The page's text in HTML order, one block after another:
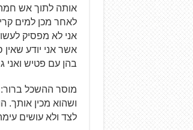
אותה לתוך אש
לאחר מכן למים
אני לא מפסיק
אשר אני יודע שאין
בהן עם פטיש ואני
מוסר ההשכל
ושהוא מכין אותך.
לצד ולא עושים